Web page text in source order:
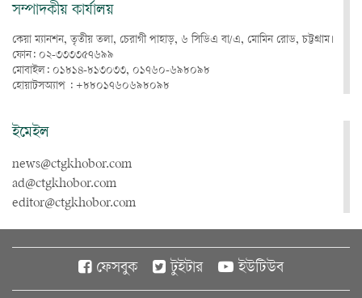
সম্পাদকীয় কার্যালয়
কেয়া ম্যানশন, তৃতীয় তলা, চেরাগী পাহাড়, ৬ সিডিএ বা/এ, মোমিন রোড, চট্টগ্রাম।
ফোন: ০২-৩৩৩৩৫৭৬৯৯
মোবাইল: ০১৮১৪-৮১৩০৩৩, ০১৭৬০-৬৯৮০৯৮
হোয়াটসঅ্যাপ : +৮৮০১৭৬০৬৯৮০৯৮
ইমেইল
news@ctgkhobor.com
ad@ctgkhobor.com
editor@ctgkhobor.com
ফেসবুক টুইটার ইউটিউব